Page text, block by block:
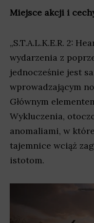
Miejsce akcji i
„S.T.A.L.K.E.R. 2:
wydarzenia z
jednocześnie jest
wprowadzającym
Głównym
Wykluczenia,
anomaliami, w
tajemnice wciąż
istotom.